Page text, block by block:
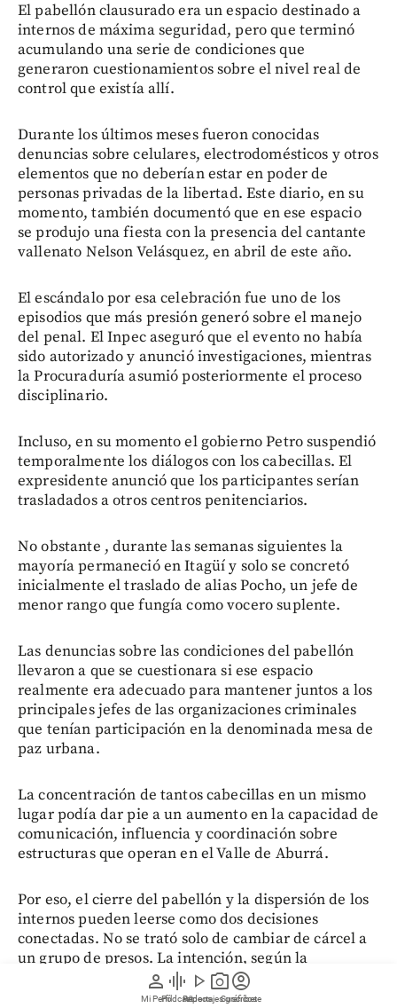
person
Mi Perfil
graphic_eq
Pódcast
play_arrow
Videos
photo_camera
Reportajes gráficos
account_circle
Suscríbete
El pabellón clausurado era un espacio destinado a
internos de máxima seguridad, pero que terminó
acumulando una serie de condiciones que
generaron cuestionamientos sobre el nivel real de
control que existía allí.
Durante los últimos meses fueron conocidas
denuncias sobre celulares, electrodomésticos y otros
elementos que no deberían estar en poder de
personas privadas de la libertad. Este diario, en su
momento, también documentó que en ese espacio
se produjo una fiesta con la presencia del cantante
vallenato Nelson Velásquez, en abril de este año.
El escándalo por esa celebración fue uno de los
episodios que más presión generó sobre el manejo
del penal. El Inpec aseguró que el evento no había
sido autorizado y anunció investigaciones, mientras
la Procuraduría asumió posteriormente el proceso
disciplinario.
Incluso, en su momento el gobierno Petro suspendió
temporalmente los diálogos con los cabecillas. El
expresidente anunció que los participantes serían
trasladados a otros centros penitenciarios.
No obstante , durante las semanas siguientes la
mayoría permaneció en Itagüí y solo se concretó
inicialmente el traslado de alias Pocho, un jefe de
menor rango que fungía como vocero suplente.
Las denuncias sobre las condiciones del pabellón
llevaron a que se cuestionara si ese espacio
realmente era adecuado para mantener juntos a los
principales jefes de las organizaciones criminales
que tenían participación en la denominada mesa de
paz urbana.
La concentración de tantos cabecillas en un mismo
lugar podía dar pie a un aumento en la capacidad de
comunicación, influencia y coordinación sobre
estructuras que operan en el Valle de Aburrá.
Por eso, el cierre del pabellón y la dispersión de los
internos pueden leerse como dos decisiones
conectadas. No se trató solo de cambiar de cárcel a
un grupo de presos. La intención, según la
explicación oficial, es evitar que los jefes de alto
perfil continúen concentrados en un mismo espacio